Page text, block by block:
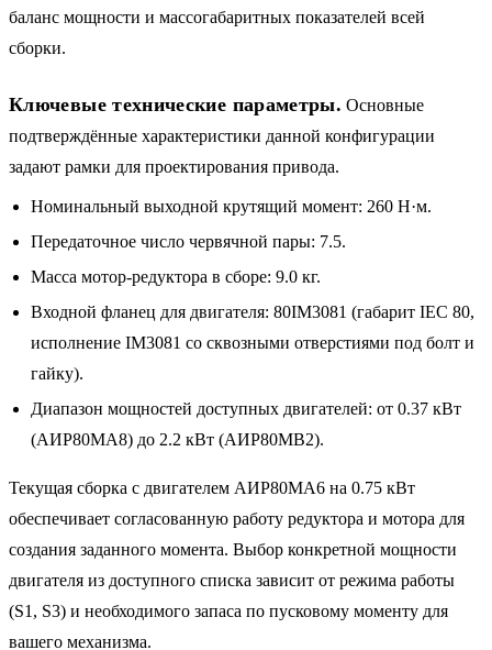
баланс мощности и массогабаритных показателей всей
сборки.
Ключевые технические параметры. Основные
подтверждённые характеристики данной конфигурации
задают рамки для проектирования привода.
Номинальный выходной крутящий момент: 260 Н·м.
Передаточное число червячной пары: 7.5.
Масса мотор-редуктора в сборе: 9.0 кг.
Входной фланец для двигателя: 80IM3081 (габарит IEC 80,
исполнение IM3081 со сквозными отверстиями под болт и
гайку).
Диапазон мощностей доступных двигателей: от 0.37 кВт
(АИР80MA8) до 2.2 кВт (АИР80MB2).
Текущая сборка с двигателем АИР80MA6 на 0.75 кВт
обеспечивает согласованную работу редуктора и мотора для
создания заданного момента. Выбор конкретной мощности
двигателя из доступного списка зависит от режима работы
(S1, S3) и необходимого запаса по пусковому моменту для
вашего механизма.